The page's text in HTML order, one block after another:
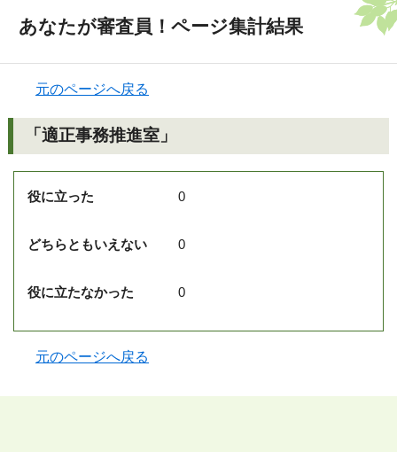
あなたが審査員！ページ集計結果
元のページへ戻る
「適正事務推進室」
役に立った 0
どちらともいえない 0
役に立たなかった 0
元のページへ戻る